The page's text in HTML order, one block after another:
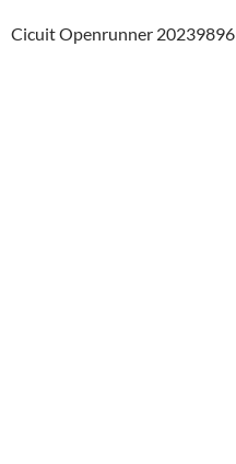
Cicuit Openrunner 20239896